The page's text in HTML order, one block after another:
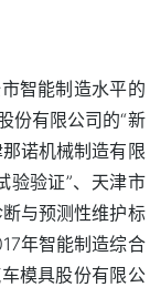
智能制造水平的
份有限公司的“新
诺机械制造有限
验验证”、天津市
与预测性维护标
年智能制造综合
模具股份有限公